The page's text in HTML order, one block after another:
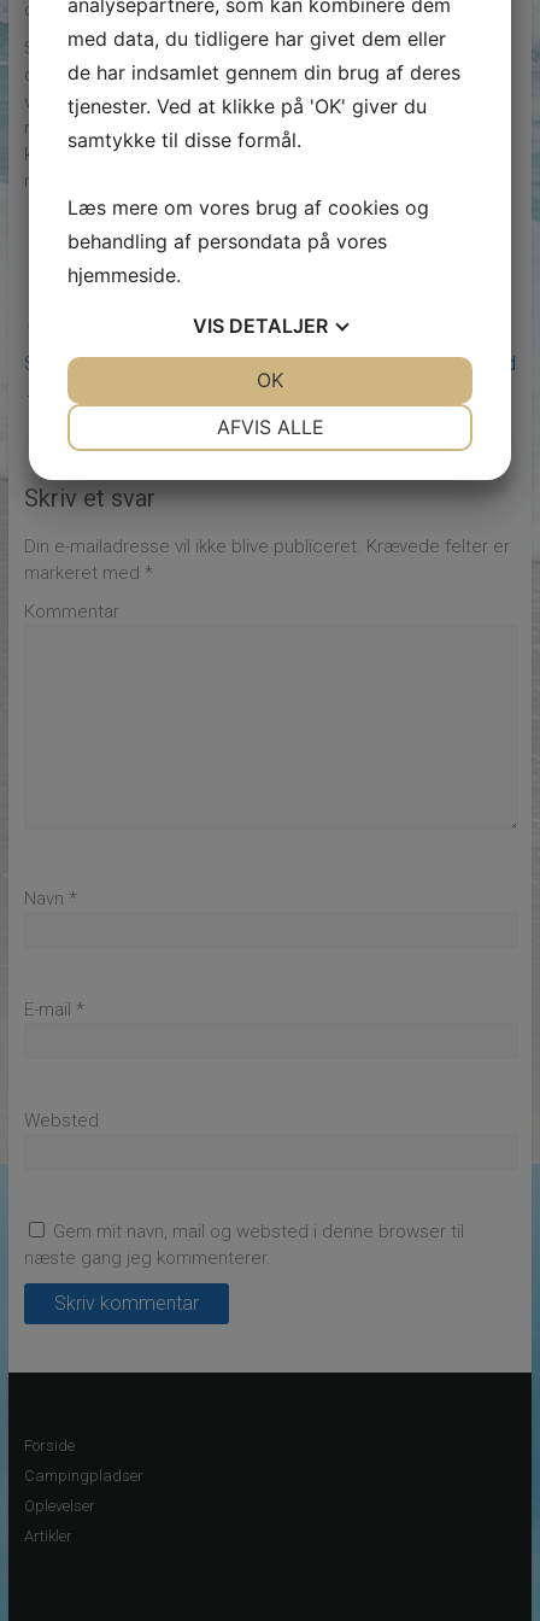
opgaver i virksomheden.
Så hvis du leder efter erhvervsrengøring i København, skal
du sørge for at vælge en pålidelig og professionel
virksomhed, der kan levere den service, du har brug for. En
ren arbejdsplads er vigtig for både medarbejdere og
kunder, så det er værd at investere i en god
rengøringsservice.
←
Hvorfor du skal have lagerhotel i Fredericia til erhverv
Skab drømmehaven med en anlægsgartner i Nordsjælland
→
Skriv et svar
Din e-mailadresse vil ikke blive publiceret. Krævede felter er
markeret med *
Kommentar
Navn *
E-mail *
Websted
Gem mit navn, mail og websted i denne browser til
næste gang jeg kommenterer.
Forside
Campingpladser
Oplevelser
Artikler
med data, du tidligere har givet dem eller
de har indsamlet gennem din brug af deres
tjenester. Ved at klikke på 'OK' giver du
samtykke til disse formål.
Læs mere om vores brug af cookies og
behandling af persondata på vores
hjemmeside.
VIS DETALJER
MARKETING
AFVIS ALLE
OK